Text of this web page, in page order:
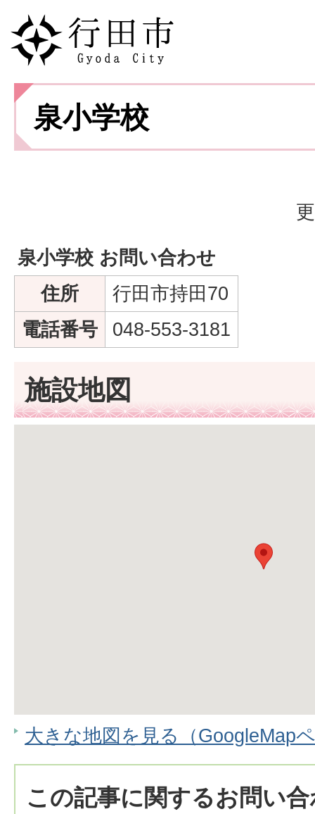
泉小学校
泉小学校 お問い合わせ
住所
行田市持田70
電話番号
048-553-3181
施設地図
大きな地図を見る（GoogleMap
この記事に関するお問い